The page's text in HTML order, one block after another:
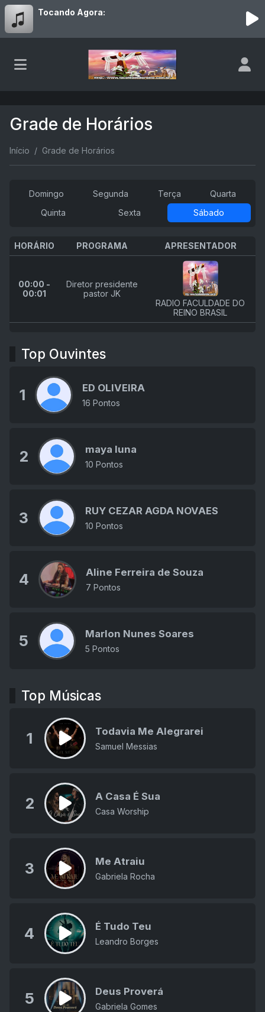
Tocando Agora:
Grade de Horários
Início Grade de Horários
Domingo Segunda Terça
Quarta
Quinta
Sexta Sábado
HORÁRIO PROGRAMA APRESENTADOR
00:00 -
00:01
Diretor presidente
pastor JK
RADIO FACULDADE DO
REINO BRASIL
Top Ouvintes
1 ED OLIVEIRA
16 Pontos
2 maya luna
10 Pontos
3 RUY CEZAR AGDA NOVAES
10 Pontos
4 Aline Ferreira de Souza
7 Pontos
5 Marlon Nunes Soares
5 Pontos
Top Músicas
1 Todavia Me Alegrarei
Samuel Messias
2 A Casa É Sua
Casa Worship
3 Me Atraiu
Gabriela Rocha
4 É Tudo Teu
Leandro Borges
5 Deus Proverá
Gabriela Gomes